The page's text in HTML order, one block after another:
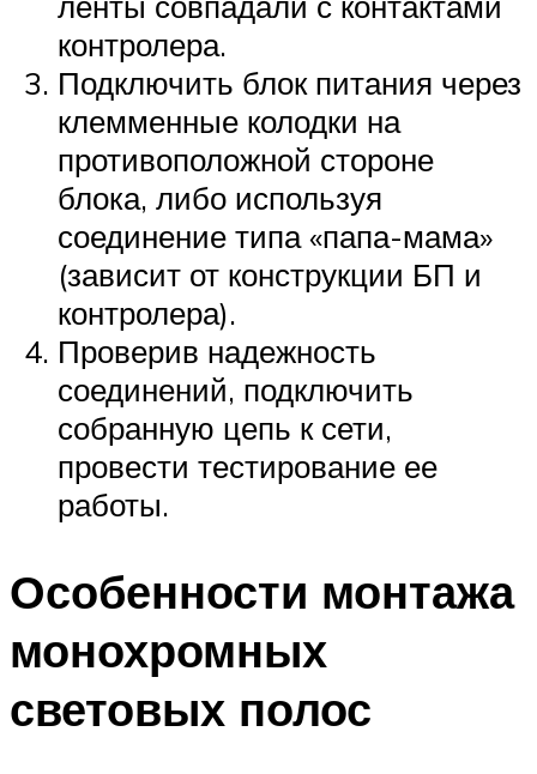
контролера.
Подключить блок питания через
клемменные колодки на
противоположной стороне
блока, либо используя
соединение типа «папа-мама»
(зависит от конструкции БП и
контролера).
Проверив надежность
соединений, подключить
собранную цепь к сети,
провести тестирование ее
работы.
Особенности монтажа
монохромных
световых полос